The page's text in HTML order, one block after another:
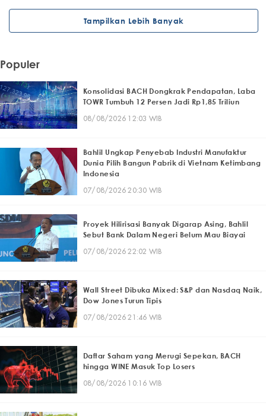
Tampilkan Lebih Banyak
Populer
Konsolidasi BACH Dongkrak Pendapatan, Laba
TOWR Tumbuh 12 Persen Jadi Rp1,85 Triliun
08/08/2026 12:03 WIB
Bahlil Ungkap Penyebab Industri Manufaktur
Dunia Pilih Bangun Pabrik di Vietnam Ketimbang
Indonesia
07/08/2026 20:30 WIB
Proyek Hilirisasi Banyak Digarap Asing, Bahlil
Sebut Bank Dalam Negeri Belum Mau Biayai
07/08/2026 22:02 WIB
Wall Street Dibuka Mixed: S&P dan Nasdaq Naik,
Dow Jones Turun Tipis
07/08/2026 21:46 WIB
Daftar Saham yang Merugi Sepekan, BACH
hingga WINE Masuk Top Losers
08/08/2026 10:16 WIB